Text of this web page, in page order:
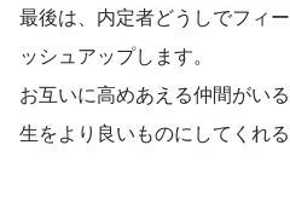
最後は、内定者どうしでフィ
ッシュアップします。
お互いに高めあえる仲間がい
生をより良いものにしてくれ